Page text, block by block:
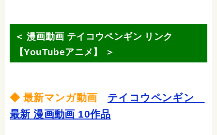
＜ 漫画動画 テイコウペンギン リンク
【YouTubeアニメ】 ＞
◆ 最新マンガ動画 テイコウペンギン
最新 漫画動画 10作品